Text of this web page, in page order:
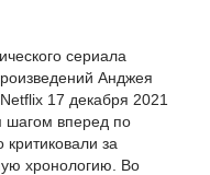
сериала
Анджея
17 декабря 2021
шагом вперед по
за
хронологию. Во